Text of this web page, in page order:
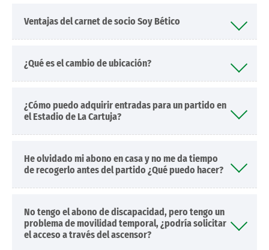
Ventajas del carnet de socio Soy Bético
¿Qué es el cambio de ubicación?
¿Cómo puedo adquirir entradas para un partido en
el Estadio de La Cartuja?
He olvidado mi abono en casa y no me da tiempo
de recogerlo antes del partido ¿Qué puedo hacer?
No tengo el abono de discapacidad, pero tengo un
problema de movilidad temporal, ¿podría solicitar
el acceso a través del ascensor?